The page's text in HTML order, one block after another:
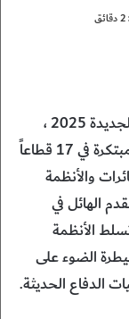
يقدم معرضا آيدكس ونافدكس في نسختهما الجديدة 2025 ،
منصة استثنائية لاستعراض أحدث الحلول المبتكرة في 17 قطاعاً
والأنظمة
الهائل في
الأنظمة
الضوء على
الدفاع الحديثة.